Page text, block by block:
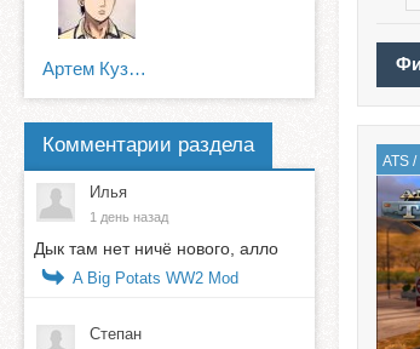
ATS /
Артем Кузнецов
Комментарии раздела
Илья
1 день назад
Дык там нет ничё нового, алло
A Big Potats WW2 Mod
Степан